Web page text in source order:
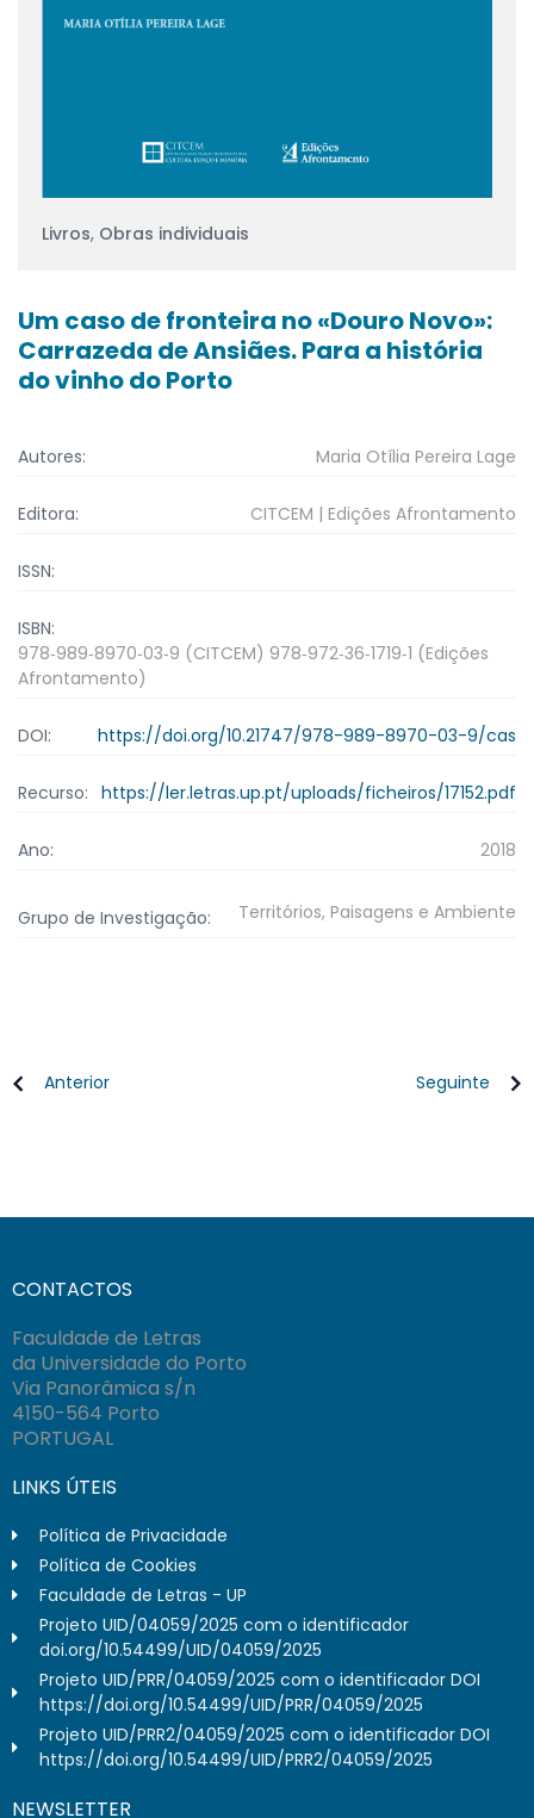
Livros, Obras individuais
Um caso de fronteira no «Douro Novo»:
Carrazeda de Ansiães. Para a história
do vinho do Porto
Autores: Maria Otília Pereira Lage
Editora: CITCEM | Edições Afrontamento
ISSN:
ISBN:
978‑989‑8970‑03‑9 (CITCEM) 978‑972‑36‑1719‑1 (Edições
Afrontamento)
DOI: https://doi.org/10.21747/978-989-8970-03-9/cas
Recurso: https://ler.letras.up.pt/uploads/ficheiros/17152.pdf
Ano: 2018
Grupo de Investigação: Territórios, Paisagens e Ambiente
Anterior Seguinte
CONTACTOS
Faculdade de Letras
da Universidade do Porto
Via Panorâmica s/n
4150-564 Porto
PORTUGAL
LINKS ÚTEIS
Política de Privacidade
Política de Cookies
Faculdade de Letras - UP
Projeto UID/04059/2025 com o identificador
doi.org/10.54499/UID/04059/2025
Projeto UID/PRR/04059/2025 com o identificador DOI
https://doi.org/10.54499/UID/PRR/04059/2025
Projeto UID/PRR2/04059/2025 com o identificador DOI
https://doi.org/10.54499/UID/PRR2/04059/2025
NEWSLETTER